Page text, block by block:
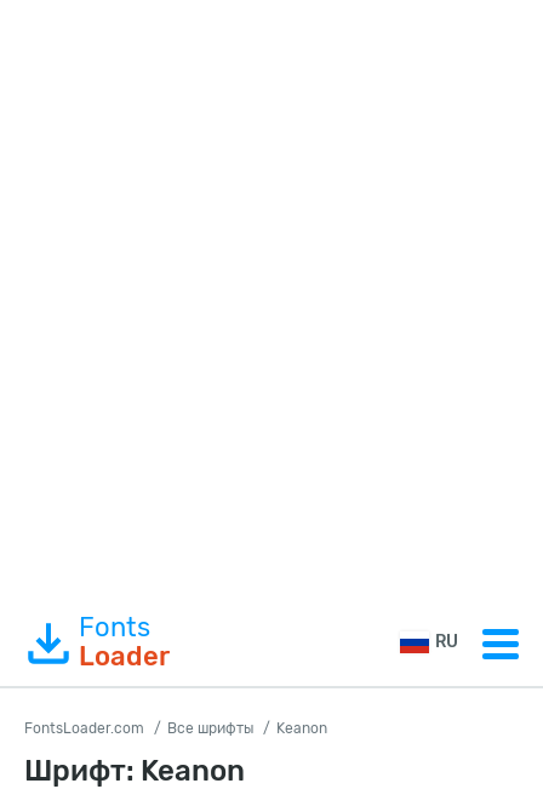
Fonts
Loader
RU
FontsLoader.com Все шрифты Keanon
Шрифт: Keanon